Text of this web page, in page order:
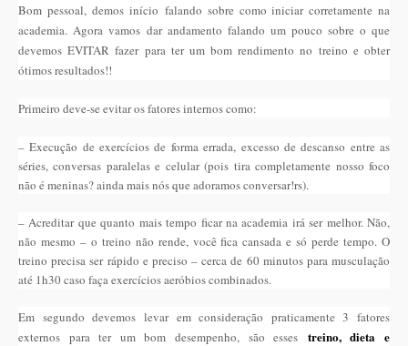
Bom pessoal, demos início falando sobre como iniciar corretamente na
academia. Agora vamos dar andamento falando um pouco sobre o que
devemos EVITAR fazer para ter um bom rendimento no treino e obter
ótimos resultados!!
Primeiro deve-se evitar os fatores internos como:
– Execução de exercícios de forma errada, excesso de descanso entre as
séries, conversas paralelas e celular (pois tira completamente nosso foco
não é meninas? ainda mais nós que adoramos conversar!rs).
– Acreditar que quanto mais tempo ficar na academia irá ser melhor. Não,
não mesmo – o treino não rende, você fica cansada e só perde tempo. O
treino precisa ser rápido e preciso – cerca de 60 minutos para musculação
até 1h30 caso faça exercícios aeróbios combinados.
Em segundo devemos levar em consideração praticamente 3 fatores
externos para ter um bom desempenho, são esses treino, dieta e